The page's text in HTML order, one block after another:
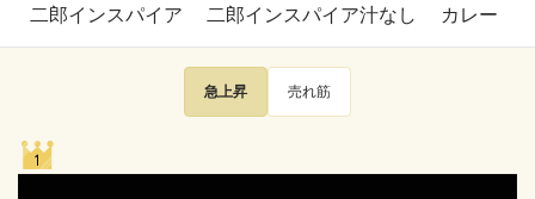
二郎インスパイア 二郎インスパイア汁なし カレー
急上昇 売れ筋